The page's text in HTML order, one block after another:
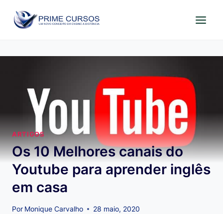
para
ARTIGOS
Os 10 Melhores canais do
Youtube para aprender inglês
em casa
Por Monique Carvalho 28 maio, 2020